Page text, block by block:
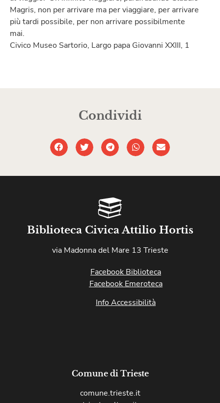
Magris, non per arrivare ma per viaggiare, per arrivare
più tardi possibile, per non arrivare possibilmente
mai.
Civico Museo Sartorio, Largo papa Giovanni XXIII, 1
Condividi
Biblioteca Civica Attilio Hortis
via Madonna del Mare 13 Trieste
Facebook Biblioteca
Facebook Emeroteca
Info Accessibilità
Comune di Trieste
comune.trieste.it